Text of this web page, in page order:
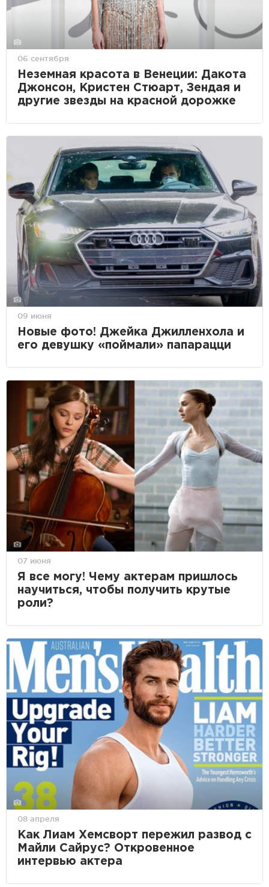
06 сентября
Неземная красота в Венеции: Дакота
Джонсон, Кристен Стюарт, Зендая и
другие звезды на красной дорожке
09 июня
Новые фото! Джейка Джилленхола и
его девушку «поймали» папарацци
07 июня
Я всe могу! Чему актерам пришлось
научиться, чтобы получить крутые
роли?
08 апреля
Как Лиам Хемсворт пережил развод с
Майли Сайрус? Откровенное
интервью актера